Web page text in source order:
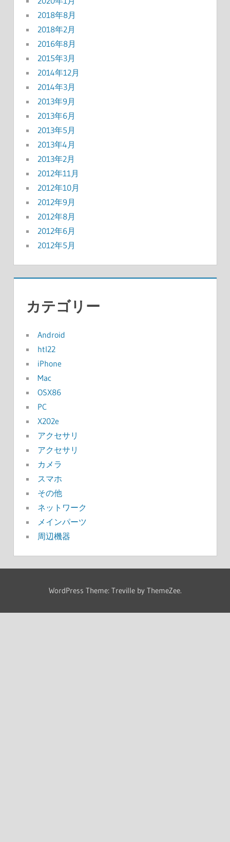
2018年8月
2018年2月
2016年8月
2015年3月
2014年12月
2014年3月
2013年9月
2013年6月
2013年5月
2013年4月
2013年2月
2012年11月
2012年10月
2012年9月
2012年8月
2012年6月
2012年5月
カテゴリー
Android
htl22
iPhone
Mac
OSX86
PC
X202e
アクセサリ
アクセサリ
カメラ
スマホ
その他
ネットワーク
メインパーツ
周辺機器
WordPress Theme: Treville by ThemeZee.